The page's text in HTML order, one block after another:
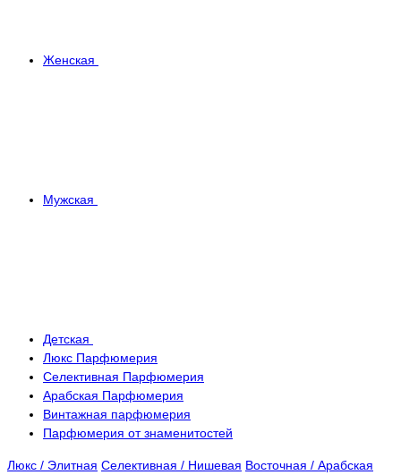
Женская
Мужская
Детская
Люкс Парфюмерия
Селективная Парфюмерия
Арабская Парфюмерия
Винтажная парфюмерия
Парфюмерия от знаменитостей
Люкс / Элитная Селективная / Нишевая Восточная / Арабская